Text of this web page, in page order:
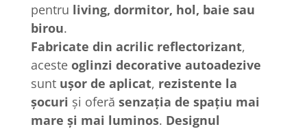
pentru living, dormitor, hol, baie sau
birou.
Fabricate din acrilic reflectorizant,
aceste oglinzi decorative autoadezive
sunt ușor de aplicat, rezistente la
șocuri și oferă senzația de spațiu mai
mare și mai luminos. Designul